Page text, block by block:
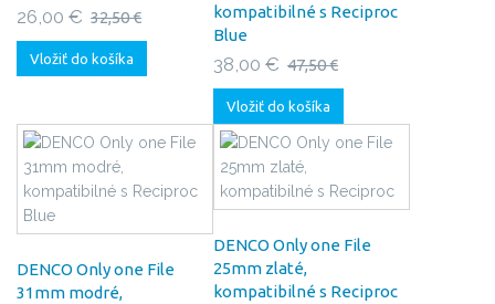
26,00 € 32,50 €
Vložiť do košíka
kompatibilné s Reciproc
Blue
38,00 € 47,50 €
Vložiť do košíka
DENCO Only one File
31mm modré,
DENCO Only one File
25mm zlaté,
kompatibilné s Reciproc